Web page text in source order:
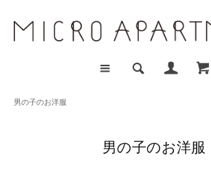
男の子のお洋服
男の子のお洋服